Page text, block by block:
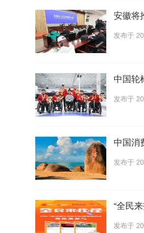
安徽将
发布于
中国轮
发布于
中国消
发布于
“全民
发布于